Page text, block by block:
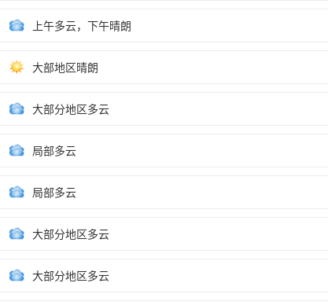
上午多云，下午晴朗
大部地区晴朗
大部分地区多云
局部多云
局部多云
大部分地区多云
大部分地区多云